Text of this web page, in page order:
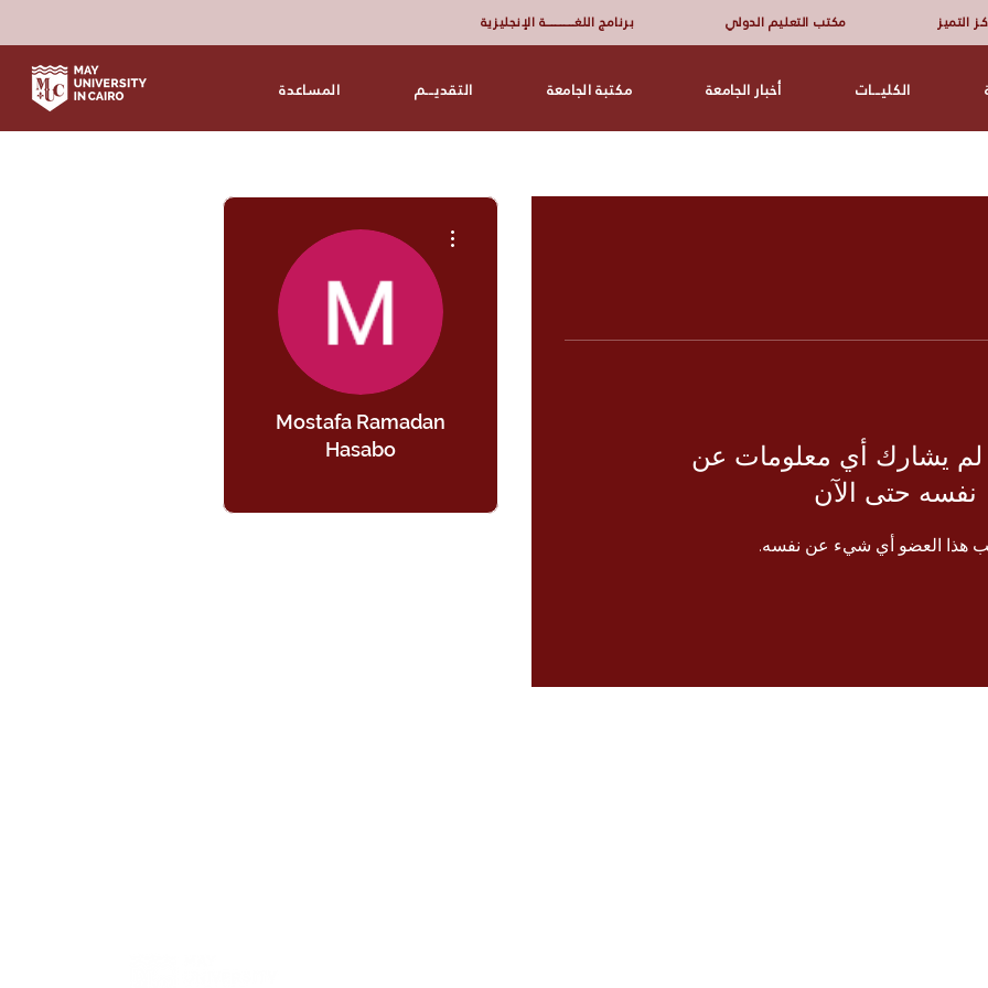
برنامج اللغــــــــــــــــة الإنجليزية مكتب التعليم الدولي التميز
المساعدة التقديـــم مكتبة الجامعة أخبار الجامعة الكليـــات
لم يشارك أي معلومات عن
نفسه حتى الآن
هذا العضو أي شيء عن نفسه.
Mostafa Ramadan
Hasabo